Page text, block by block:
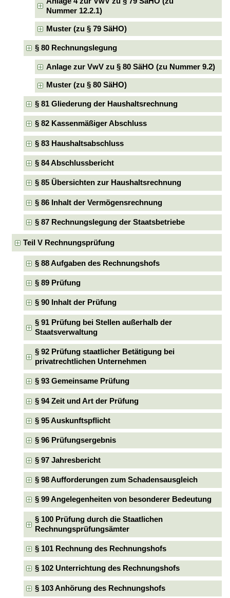
Nummer 12.2.1)
Muster (zu § 79 SäHO)
§ 80 Rechnungslegung
Anlage zur VwV zu § 80 SäHO (zu Nummer 9.2)
Muster (zu § 80 SäHO)
§ 81 Gliederung der Haushaltsrechnung
§ 82 Kassenmäßiger Abschluss
§ 83 Haushaltsabschluss
§ 84 Abschlussbericht
§ 85 Übersichten zur Haushaltsrechnung
§ 86 Inhalt der Vermögensrechnung
§ 87 Rechnungslegung der Staatsbetriebe
Teil V Rechnungsprüfung
§ 88 Aufgaben des Rechnungshofs
§ 89 Prüfung
§ 90 Inhalt der Prüfung
§ 91 Prüfung bei Stellen außerhalb der
Staatsverwaltung
§ 92 Prüfung staatlicher Betätigung bei
privatrechtlichen Unternehmen
§ 93 Gemeinsame Prüfung
§ 94 Zeit und Art der Prüfung
§ 95 Auskunftspflicht
§ 96 Prüfungsergebnis
§ 97 Jahresbericht
§ 98 Aufforderungen zum Schadensausgleich
§ 99 Angelegenheiten von besonderer Bedeutung
§ 100 Prüfung durch die Staatlichen
Rechnungsprüfungsämter
§ 101 Rechnung des Rechnungshofs
§ 102 Unterrichtung des Rechnungshofs
§ 103 Anhörung des Rechnungshofs